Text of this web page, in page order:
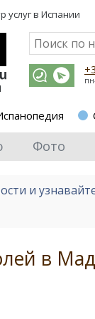
услуг в Испании
Фото
и
в